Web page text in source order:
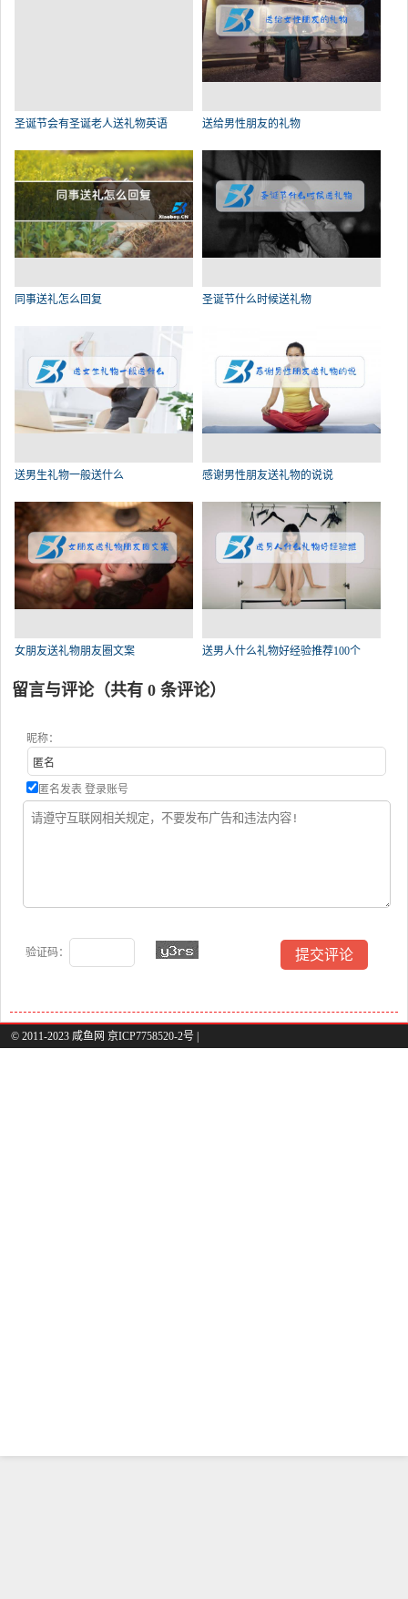
圣诞节会有圣诞老人送礼物英语 送给男性朋友的礼物
同事送礼怎么回复 圣诞节什么时候送礼物
送男生礼物一般送什么 感谢男性朋友送礼物的说说
女朋友送礼物朋友圈文案 送男人什么礼物好经验推荐100个
留言与评论（共有 0 条评论）
昵称：
匿名发表 登录账号
验证码：
© 2011-2023 咸鱼网 京ICP7758520-2号 |